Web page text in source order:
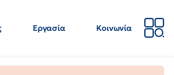
Εργασία
Κοινωνία